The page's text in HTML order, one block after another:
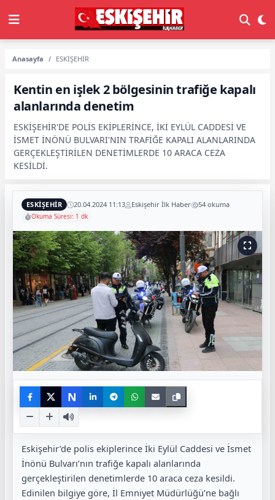
Anasayfa ESKİŞEHİR
Kentin en işlek 2 bölgesinin trafiğe kapalı
alanlarında denetim
ESKİŞEHİR'DE POLİS EKİPLERİNCE, İKİ EYLÜL CADDESİ VE
İSMET İNÖNÜ BULVARI'NIN TRAFİĞE KAPALI ALANLARINDA
GERÇEKLEŞTİRİLEN DENETİMLERDE 10 ARACA CEZA
KESİLDİ.
ESKİŞEHİR 20.04.2024 11:13 Eskişehir İlk Haber 54 okuma
Okuma Süresi: 1 dk
N
Eskişehir’de polis ekiplerince İki Eylül Caddesi ve İsmet
İnönü Bulvarı’nın trafiğe kapalı alanlarında
gerçekleştirilen denetimlerde 10 araca ceza kesildi.
Edinilen bilgiye göre, İl Emniyet Müdürlüğü’ne bağlı